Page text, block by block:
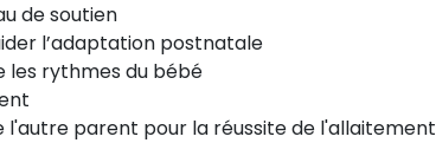
de soutien
l’adaptation postnatale
les rythmes du bébé
l'autre parent pour la réussite de l'allaitement